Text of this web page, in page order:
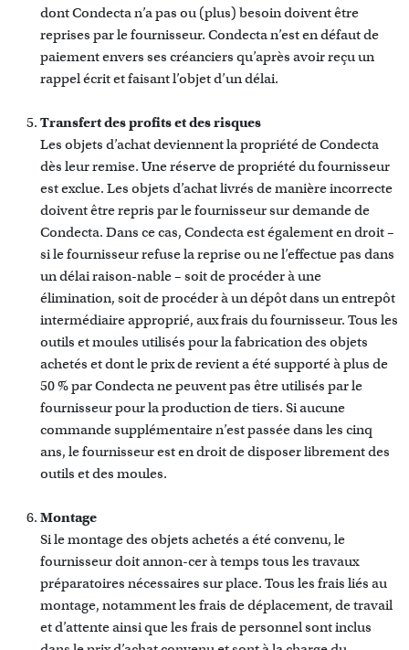
dont Condecta n’a pas ou (plus) besoin doivent être
reprises par le fournisseur. Condecta n’est en défaut de
paiement envers ses créanciers qu’après avoir reçu un
rappel écrit et faisant l’objet d’un délai.
Transfert des profits et des risques
Les objets d’achat deviennent la propriété de Condecta
dès leur remise. Une réserve de propriété du fournisseur
est exclue. Les objets d’achat livrés de manière incorrecte
doivent être repris par le fournisseur sur demande de
Condecta. Dans ce cas, Condecta est également en droit –
si le fournisseur refuse la reprise ou ne l’effectue pas dans
un délai raison-nable – soit de procéder à une
élimination, soit de procéder à un dépôt dans un entrepôt
intermédiaire approprié, aux frais du fournisseur. Tous les
outils et moules utilisés pour la fabrication des objets
achetés et dont le prix de revient a été supporté à plus de
50 % par Condecta ne peuvent pas être utilisés par le
fournisseur pour la production de tiers. Si aucune
commande supplémentaire n’est passée dans les cinq
ans, le fournisseur est en droit de disposer librement des
outils et des moules.
Montage
Si le montage des objets achetés a été convenu, le
fournisseur doit annon-cer à temps tous les travaux
préparatoires nécessaires sur place. Tous les frais liés au
montage, notamment les frais de déplacement, de travail
et d’attente ainsi que les frais de personnel sont inclus